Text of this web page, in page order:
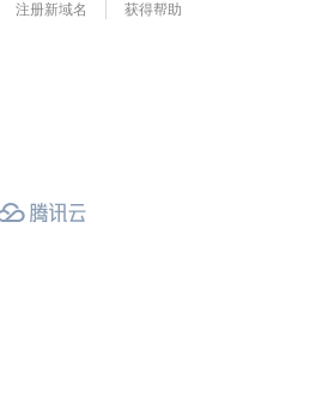
注册新域名 获得帮助